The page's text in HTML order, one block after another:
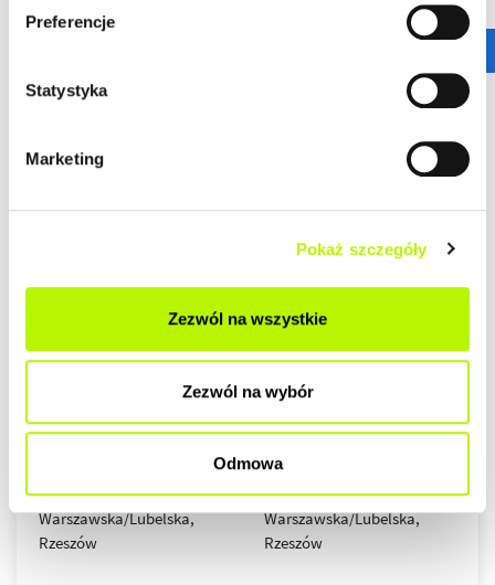
Preferencje
Statystyka
Marketing
Pokaż szczegóły
Zezwól na wszystkie
Zezwól na wybór
Odmowa